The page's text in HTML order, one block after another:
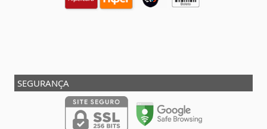
SEGURANÇA